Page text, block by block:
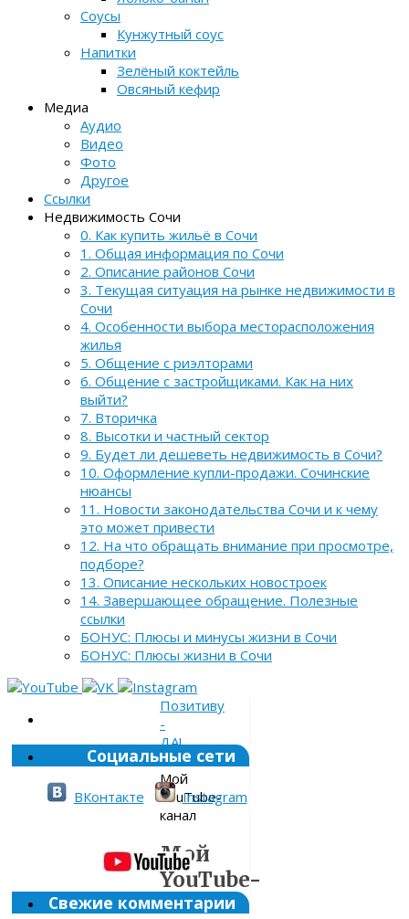
Соусы
Кунжутный соус
Напитки
Зелёный коктейль
Овсяный кефир
Медиа
Аудио
Видео
Фото
Другое
Ссылки
Недвижимость Сочи
0. Как купить жильё в Сочи
1. Общая информация по Сочи
2. Описание районов Сочи
3. Текущая ситуация на рынке недвижимости в
Сочи
4. Особенности выбора месторасположения
жилья
5. Общение с риэлторами
6. Общение с застройщиками. Как на них
выйти?
7. Вторичка
8. Высотки и частный сектор
9. Будет ли дешеветь недвижимость в Сочи?
10. Оформление купли-продажи. Сочинские
нюансы
11. Новости законодательства Сочи и к чему
это может привести
12. На что обращать внимание при просмотре,
подборе?
13. Описание нескольких новостроек
14. Завершающее обращение. Полезные
ссылки
БОНУС: Плюсы и минусы жизни в Сочи
БОНУС: Плюсы жизни в Сочи
Позитиву
-
ДА!
»
Мой
YouTube-
канал
Мой
YouTube-
канал
Социальные сети
ВКонтакте Instagram
Свежие комментарии